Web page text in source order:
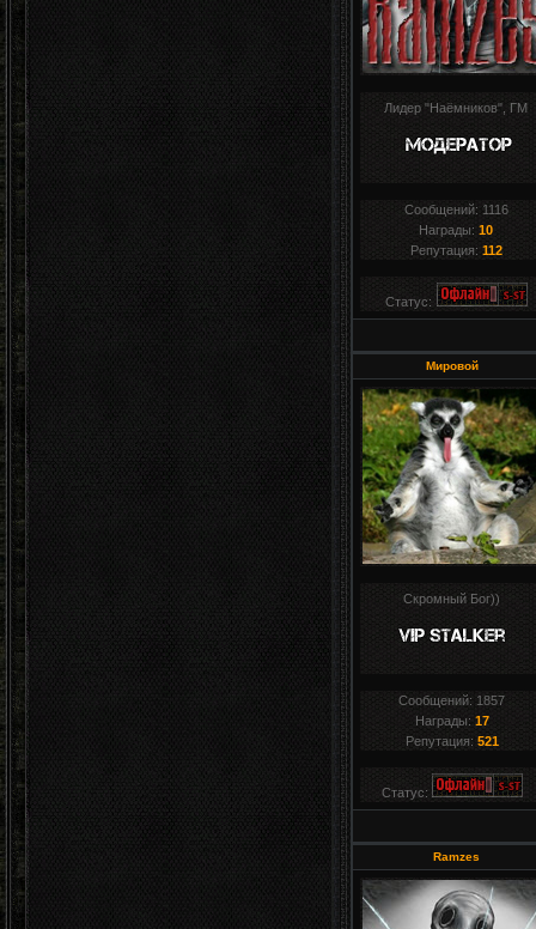
Лидер "Наёмников", ГМ
Сообщений: 1116
Награды:10
Репутация: 112
Статус:
Мировой
Скромный Бог))
Сообщений: 1857
Награды: 17
Репутация: 521
Статус:
Ramzes